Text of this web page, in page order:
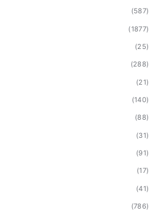
(587)
(1877)
(25)
(288)
(21)
(140)
(88)
(31)
(91)
(17)
(41)
(786)